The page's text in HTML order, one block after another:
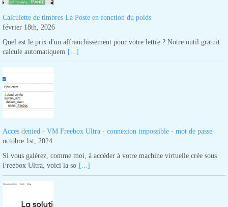
Calculette de timbres La Poste en fonction du poids
février 18th, 2026
Quel est le prix d'un affranchissement pour votre lettre ? Notre outil gratuit
calcule automatiquem [...]
Acces denied - VM Freebox Ultra - connexion impossible - mot de passe
octobre 1st, 2024
Si vous galérez, comme moi, à accéder à votre machine virtuelle crée sous
Freebox Ultra, voici la so [...]